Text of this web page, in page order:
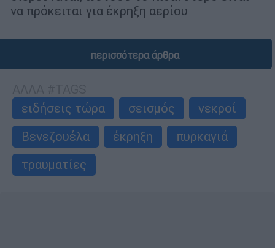
να πρόκειται για έκρηξη αερίου
περισσότερα άρθρα
ειδήσεις τώρα
σεισμός
νεκροί
Βενεζουέλα
έκρηξη
πυρκαγιά
τραυματίες